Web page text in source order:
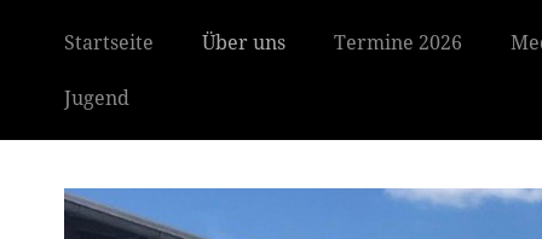
Startseite Über uns Termine 2026
Jugend